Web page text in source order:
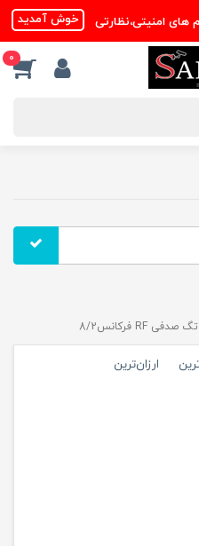
امنیتی،نظارتی خوش آمدید
0
تگ صدفی RF فرکانس8/2
ارزان‌ترین